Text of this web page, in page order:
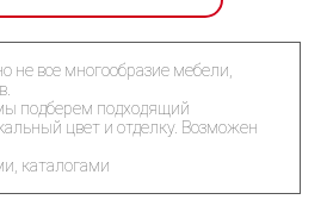
не все многообразие мебели,
подберем подходящий
цвет и отделку. Возможен
каталогами